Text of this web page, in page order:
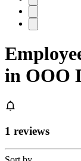
in ООО
1 reviews